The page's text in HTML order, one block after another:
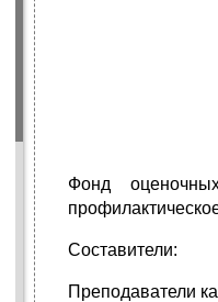
Фонд
Составители:
Преподаватели